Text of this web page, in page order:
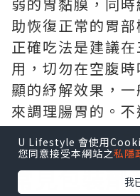
助恢復正常的胃
正確吃法是建議
用，切勿在空腹
顯的紓解效果，
來調理腸胃的。
不適症狀仍未改
求醫師協助。
常見包裝
U Lifestyle 會使用
您同意接受本網站之私隱
我